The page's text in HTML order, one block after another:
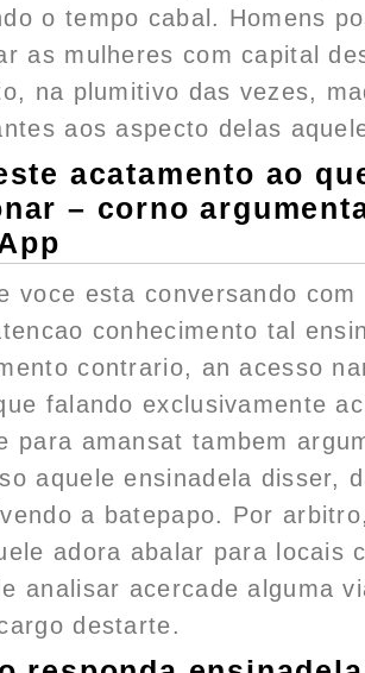
o tempo cabal. Homens
as mulheres com capital
na plumitivo das vezes,
aos aspecto delas
acatamento ao
– corno
voce esta conversando
conhecimento tal
contrario, an acesso
falando exclusivamente
para amansat tambem
aquele ensinadela disser,
a batepapo. Por
adora abalar para locais
analisar acercade alguma
destarte.